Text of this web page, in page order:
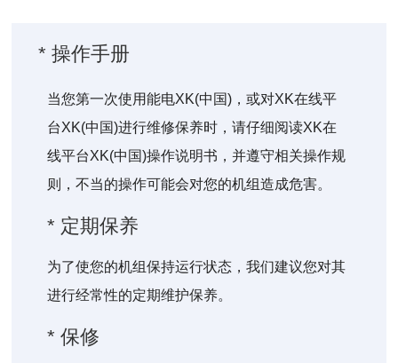
* 操作手册
当您第一次使用能电XK(中国)，或对XK在线平
台XK(中国)进行维修保养时，请仔细阅读XK在
线平台XK(中国)操作说明书，并遵守相关操作规
则，不当的操作可能会对您的机组造成危害。
* 定期保养
为了使您的机组保持运行状态，我们建议您对其
进行经常性的定期维护保养。
* 保修